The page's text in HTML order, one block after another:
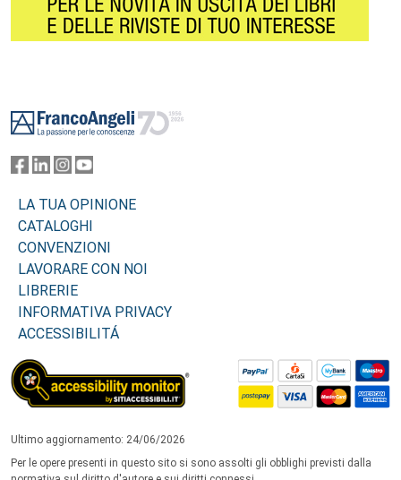
LA TUA OPINIONE
CATALOGHI
CONVENZIONI
LAVORARE CON NOI
LIBRERIE
INFORMATIVA PRIVACY
ACCESSIBILITÁ
Ultimo aggiornamento: 24/06/2026
Per le opere presenti in questo sito si sono assolti gli obblighi previsti dalla